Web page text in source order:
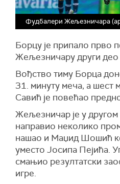
Фудбалери Жељезничара
Борцу је припало прво
Жељезничару други део
Вођство тиму Борца
31. минуту меча, а шест
Савић је повећао
Жељезничар је у
направио неколико
нашао и Маџид Шошић
уместо Јосипа Пејића.
смањио резултатски
игре.